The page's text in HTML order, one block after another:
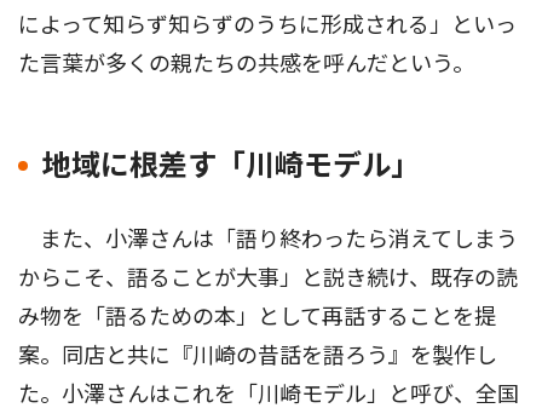
によって知らず知らずのうちに形成される」といっ
た言葉が多くの親たちの共感を呼んだという。
地域に根差す「川崎モデル」
また、小澤さんは「語り終わったら消えてしまう
からこそ、語ることが大事」と説き続け、既存の読
み物を「語るための本」として再話することを提
案。同店と共に『川崎の昔話を語ろう』を製作し
た。小澤さんはこれを「川崎モデル」と呼び、全国